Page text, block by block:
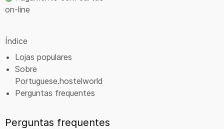
on-line
Índice
Lojas populares
Sobre
Portuguese.hostelworld
Perguntas frequentes
Perguntas frequentes